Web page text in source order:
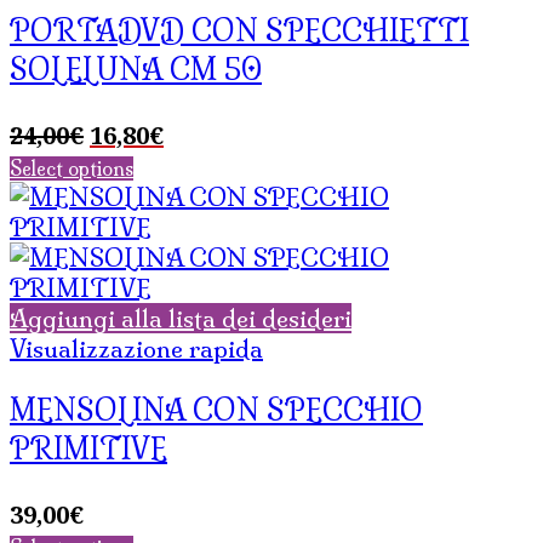
PORTADVD CON SPECCHIETTI
SOLELUNA CM 50
24,00€ Il
prezzo
originale
era:
24,00€.
16,80€Il
attuale
16,80€.
Select options
Aggiungi alla lista dei desideri
Visualizzazione rapida
MENSOLINA CON SPECCHIO
PRIMITIVE
39,00€